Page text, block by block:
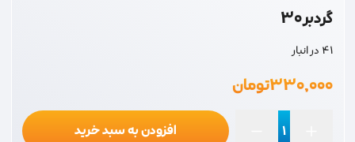
گردبر 30
41 در انبار
۳۳۰,۰۰۰تومان
افزودن به سبد خرید